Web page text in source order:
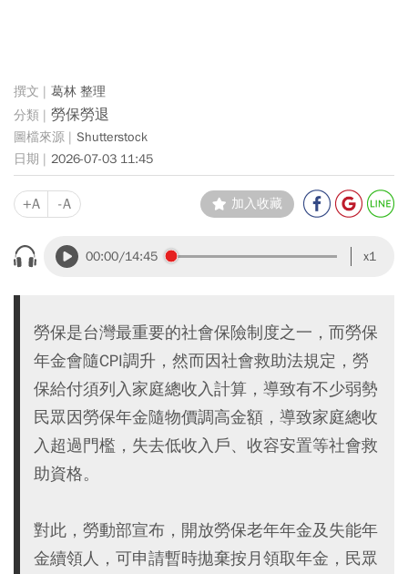
葛林 整理
勞保勞退
Shutterstock
2026-07-03 11:45
+A -A 加入收藏
00:00/14:45 x1
勞保是台灣最重要的社會保險制度之一，而勞保
年金會隨CPI調升，然而因社會救助法規定，勞
保給付須列入家庭總收入計算，導致有不少弱勢
民眾因勞保年金隨物價調高金額，導致家庭總收
入超過門檻，失去低收入戶、收容安置等社會救
助資格。
對此，勞動部宣布，開放勞保老年年金及失能年
金續領人，可申請暫時拋棄按月領取年金，民眾